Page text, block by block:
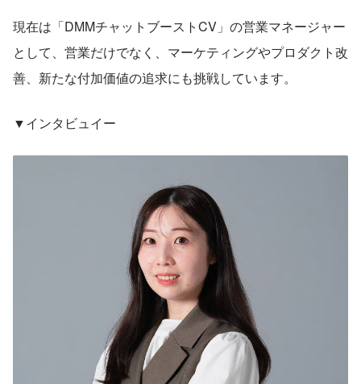
現在は「DMMチャットブーストCV」の営業マネージャー
として、営業だけでなく、マーケティングやプロダクト改
善、新たな付加価値の追求にも挑戦しています。
▼インタビュイー